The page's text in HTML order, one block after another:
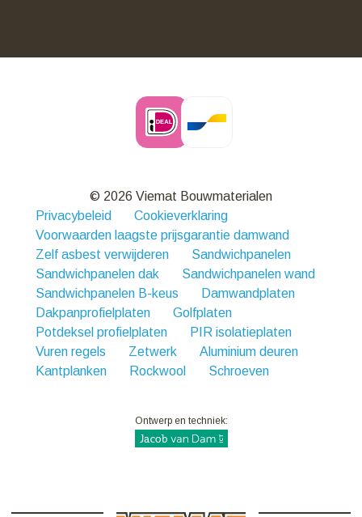
© 2026 Viemat Bouwmaterialen
Privacybeleid
Cookieverklaring
Voorwaarden laagste prijsgarantie damwand
Zelf asbest verwijderen
Sandwichpanelen
Sandwichpanelen dak
Sandwichpanelen wand
Sandwichpanelen B-keus
Damwandplaten
Dakpanprofielplaten
Golfplaten
Potdeksel profielplaten
PIR isolatieplaten
Vuren regels
Zetwerk
Aluminium deuren
Kantplanken
Rockwool Schroeven
Ontwerp en techniek: